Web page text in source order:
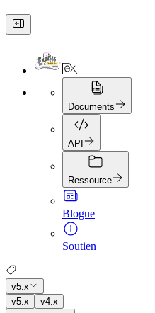
Documents
API
Ressource
Blogue
Soutien
v5.x
v5.x
v4.x